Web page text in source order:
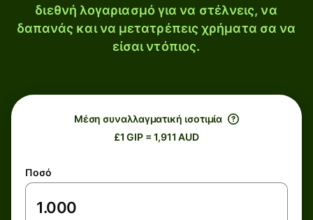
διεθνή λογαριασμό για να στέλνεις, να
δαπανάς και να μετατρέπεις χρήματα σα να
είσαι ντόπιος.
Μέση συναλλαγματική ισοτιμία
£1 GIP = 1,911 AUD
Ποσό